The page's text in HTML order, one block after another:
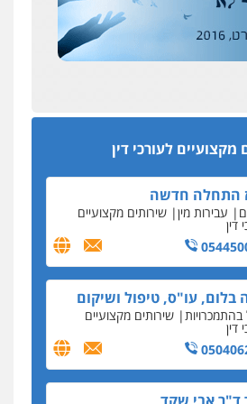
מקצועיים לעורכי דין
כתבות מגוגל ודחיקת אזכורים
שירותים מקצועיים לעורכי דין
לעורכי דין
התחלה חדשה
עבירות מין שירותים מקצועיים
דין
בלום, עו"ס, טיפול ושיקום
בהתמכרויות שירותים מקצועיים
דין
ד"ר אבי שקד
בירושלים עורכות ועורכי
עידן דביר: האונס והמחירון
לשעבר בחיפה וסינדיקאט
הרינג
חייק ואביו הרב אריה חייק
ארבל פלדמן טען לרקע נפשי
כי לחשוד, אחמד אלרג'וב